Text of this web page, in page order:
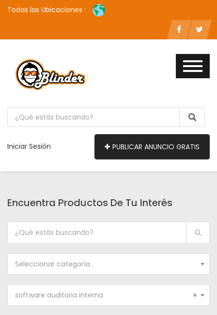
Todas las Ubicaciones :
Iniciar Sesión PUBLICAR ANUNCIO GRATIS
Encuentra Productos De Tu Interés
Seleccionar categoría
×
software auditoria interna